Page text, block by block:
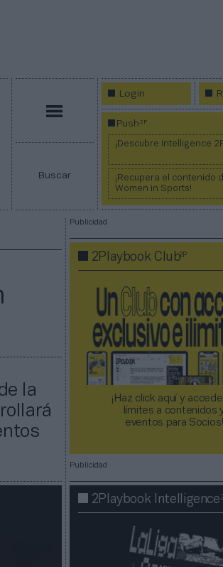
Buscar
Login
Push2P
¡Descubre Intelligence
¡Recupera el contenido
Women in Sports!
la
Publicidad
2Playbook Club2P
¡Haz click aquí y
límites a contenidos
eventos para Socios!​​​​​​​
Publicidad
2Playbook Intelligence